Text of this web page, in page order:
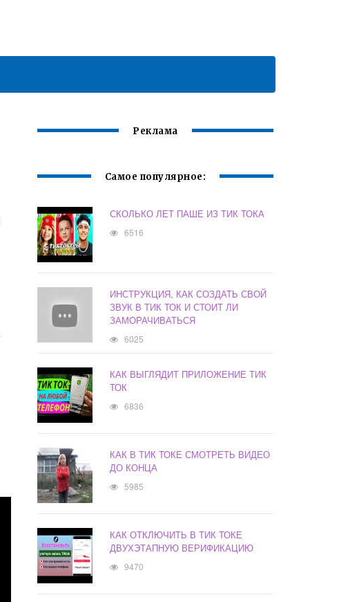
Реклама
Самое популярное:
СКОЛЬКО ЛЕТ ПАШЕ ИЗ ТИК ТОКА
6516
ИНСТРУКЦИЯ, КАК СОЗДАТЬ СВОЙ
ЗВУК В ТИК ТОК И СТОИТ ЛИ
ЗАМОРАЧИВАТЬСЯ
6025
КАК ВЫГЛЯДИТ ПРИЛОЖЕНИЕ ТИК
ТОК
6836
КАК В ТИК ТОКЕ СМОТРЕТЬ ВИДЕО
ДО КОНЦА
5985
КАК ОТКЛЮЧИТЬ В ТИК ТОКЕ
ДВУХЭТАПНУЮ ВЕРИФИКАЦИЮ
9470